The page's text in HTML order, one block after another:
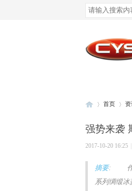
微博登录
车 ›
首页
›
强势来袭
2017-10-20 16:25
摘要: 作品
系列绸缎